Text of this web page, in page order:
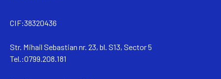
CIF:38320436
Str. Mihail Sebastian nr. 23, bl. S13, Sector 5
Tel.:0799.208.181